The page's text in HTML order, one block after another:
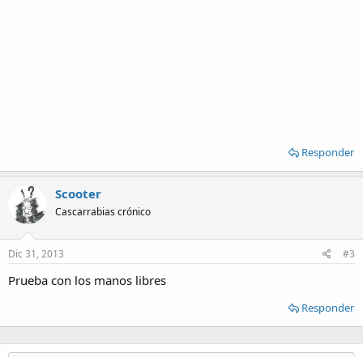
Responder
Scooter
Cascarrabias crónico
Dic 31, 2013 #3
Prueba con los manos libres
Responder